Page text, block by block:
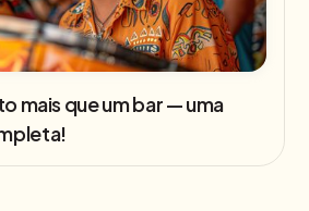
mais que um bar — uma